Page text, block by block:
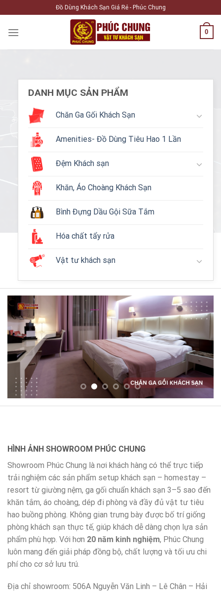
to
content
Đồ Dùng Khách Sạn Giá Rẻ - Phúc Chung
0
DANH MỤC SẢN PHẨM
Chăn Ga Gối Khách Sạn
Amenities- Đồ Dùng Tiêu Hao 1 Lần
Đệm Khách sạn
Khăn, Áo Choàng Khách Sạn
Bình Đựng Dầu Gội Sữa Tắm
Hóa chất tẩy rửa
Vật tư khách sạn
HÌNH ẢNH SHOWROOM PHÚC CHUNG
Showroom Phúc Chung là nơi khách hàng có thể trực tiếp
trải nghiệm các sản phẩm setup khách sạn – homestay –
resort từ giường nệm, ga gối chuẩn khách sạn 3–5 sao đến
khăn tắm, áo choàng, dép đi phòng và đầy đủ vật tư tiêu
hao buồng phòng. Không gian trưng bày được bố trí giống
phòng khách sạn thực tế, giúp khách dễ dàng chọn lựa sản
phẩm phù hợp. Với hơn 20 năm kinh nghiệm, Phúc Chung
luôn mang đến giải pháp đồng bộ, chất lượng và tối ưu chi
phí cho cơ sở lưu trú.
Địa chỉ showroom: 506A Nguyễn Văn Linh – Lê Chân – Hải